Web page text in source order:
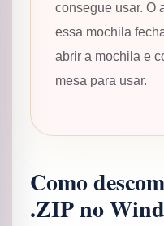
consegue usar. O
essa mochila
abrir a mochila e
mesa para usar.
Como
.ZIP no